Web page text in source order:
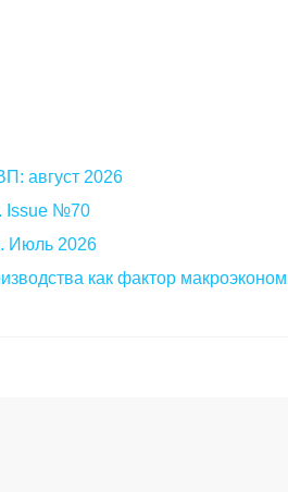
август 2026
Issue №70
Июль 2026
как фактор